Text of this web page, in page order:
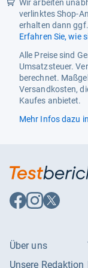
Ausgangsleistung
Subwoofer
DVB-C
DVB-S2
AirPlay 2
Media-Streaming
SAT>IP Client
Wir arbeiten
verlinktes Shop-
erhalten dann
Erfahren Sie, wie
Alle Preise sind
Umsatzsteuer.
berechnet.
Versandkosten,
Kaufes anbietet.
Mehr Infos dazu
Auf
Facebook
Auf
Instagram
Auf
X
Über uns
Unsere Redaktion